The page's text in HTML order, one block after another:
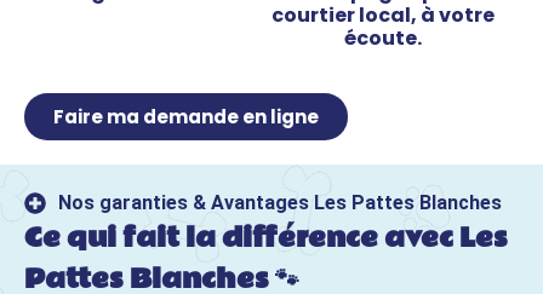
courtier local, à votre
écoute.
Faire ma demande en ligne
Nos garanties & Avantages Les Pattes Blanches
Ce qui fait la différence avec Les
Pattes Blanches 🐾